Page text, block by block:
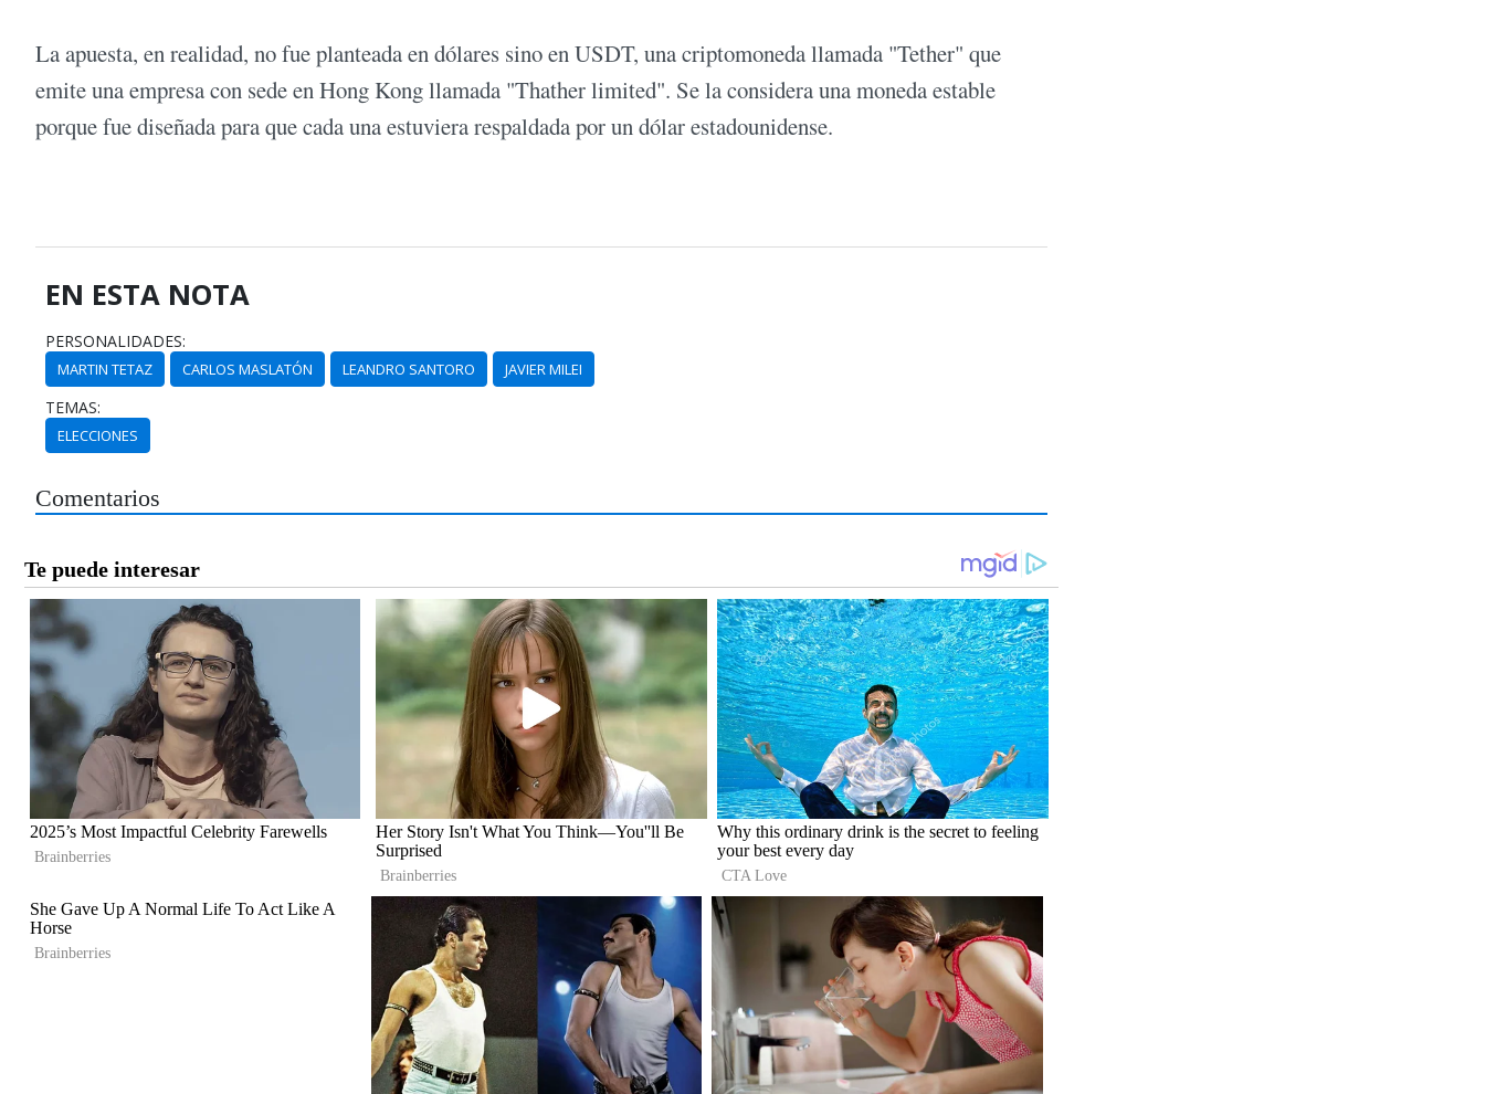
La apuesta, en realidad, no fue planteada en dólares sino en USDT, una criptomoneda llamada "Tether" que
emite una empresa con sede en Hong Kong llamada "Thather limited". Se la considera una moneda estable
porque fue diseñada para que cada una estuviera respaldada por un dólar estadounidense.
EN ESTA NOTA
PERSONALIDADES:
MARTIN TETAZ CARLOS MASLATÓN LEANDRO SANTORO JAVIER MILEI
TEMAS:
ELECCIONES
Comentarios